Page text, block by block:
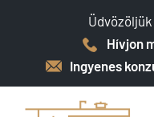
Hívjon
Ingyenes